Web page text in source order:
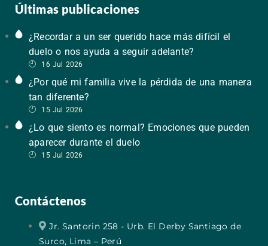
Últimas publicaciones
¿Recordar a un ser querido hace más difícil el
duelo o nos ayuda a seguir adelante?
16 Jul 2026
¿Por qué mi familia vive la pérdida de una manera
tan diferente?
15 Jul 2026
¿Lo que siento es normal? Emociones que pueden
aparecer durante el duelo
15 Jul 2026
Contáctenos
Jr. Santorin 258 - Urb. El Derby Santiago de
Surco, Lima – Perú